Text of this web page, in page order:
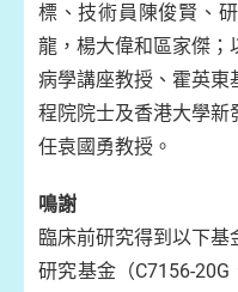
標、技術員陳俊賢、
龍，楊大偉和區家傑；
病學講座教授、霍英東
程院院士及香港大學新
任袁國勇教授。
鳴謝
臨床前研究得到以下
研究基金（C7156-20G